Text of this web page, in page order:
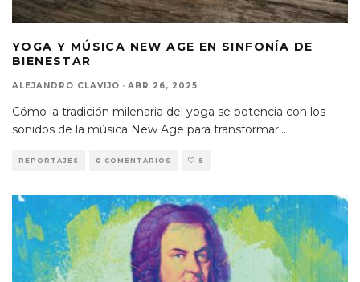
MIKE OLDFIELD ANUNCIA LA EDICIÓN DEL
LANZAMIENTO
NUEVO ÁLBUM DOBLE «RATHLIN FROM A
DISTANCE | THE LIQUID HOUR»
NOTICIAS NOVEDADES
YOGA Y MÚSICA NEW AGE EN SINFONÍA DE
BIENESTAR
ALEJANDRO CLAVIJO · ABR 26, 2025
Cómo la tradición milenaria del yoga se potencia con los
sonidos de la música New Age para transformar...
REPORTAJES 0 COMENTARIOS 5